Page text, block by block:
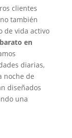
clientes
también
de vida activo
en
diarias,
noche de
diseñados
una